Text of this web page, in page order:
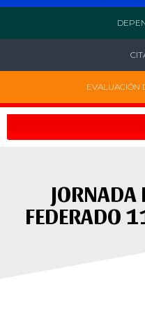
EVALUACIÓN
JORNADA
FEDERADO